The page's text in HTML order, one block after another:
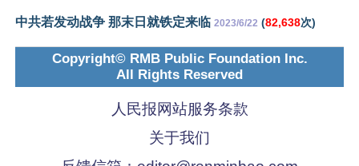
中共若发动战争 那末日就铁定来临 2023/6/22 (82,638次)
Copyright© RMB Public Foundation Inc.
All Rights Reserved
人民报网站服务条款
关于我们